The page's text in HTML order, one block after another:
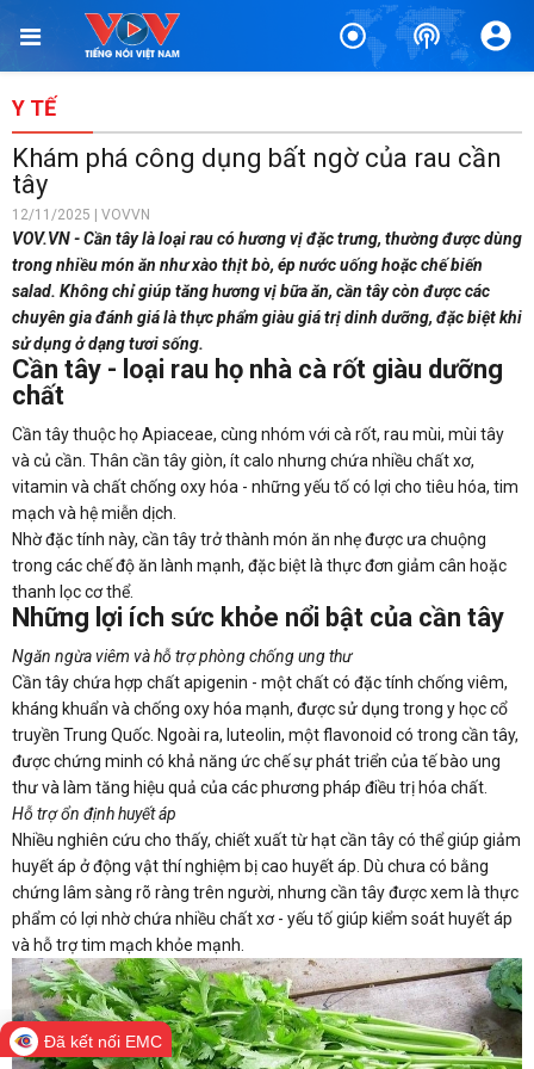
Y TẾ
Khám phá công dụng bất ngờ của rau cần
tây
12/11/2025 | VOVVN
VOV.VN - Cần tây là loại rau có hương vị đặc trưng, thường được dùng
trong nhiều món ăn như xào thịt bò, ép nước uống hoặc chế biến
salad. Không chỉ giúp tăng hương vị bữa ăn, cần tây còn được các
chuyên gia đánh giá là thực phẩm giàu giá trị dinh dưỡng, đặc biệt khi
sử dụng ở dạng tươi sống.
Cần tây - loại rau họ nhà cà rốt giàu dưỡng
chất
Cần tây thuộc họ Apiaceae, cùng nhóm với cà rốt, rau mùi, mùi tây
và củ cần. Thân cần tây giòn, ít calo nhưng chứa nhiều chất xơ,
vitamin và chất chống oxy hóa - những yếu tố có lợi cho tiêu hóa, tim
mạch và hệ miễn dịch.
Nhờ đặc tính này, cần tây trở thành món ăn nhẹ được ưa chuộng
trong các chế độ ăn lành mạnh, đặc biệt là thực đơn giảm cân hoặc
thanh lọc cơ thể.
Những lợi ích sức khỏe nổi bật của cần tây
Ngăn ngừa viêm và hỗ trợ phòng chống ung thư
Cần tây chứa hợp chất apigenin - một chất có đặc tính chống viêm,
kháng khuẩn và chống oxy hóa mạnh, được sử dụng trong y học cổ
truyền Trung Quốc. Ngoài ra, luteolin, một flavonoid có trong cần tây,
được chứng minh có khả năng ức chế sự phát triển của tế bào ung
thư và làm tăng hiệu quả của các phương pháp điều trị hóa chất.
Hỗ trợ ổn định huyết áp
Nhiều nghiên cứu cho thấy, chiết xuất từ hạt cần tây có thể giúp giảm
huyết áp ở động vật thí nghiệm bị cao huyết áp. Dù chưa có bằng
chứng lâm sàng rõ ràng trên người, nhưng cần tây được xem là thực
phẩm có lợi nhờ chứa nhiều chất xơ - yếu tố giúp kiểm soát huyết áp
và hỗ trợ tim mạch khỏe mạnh.
Đã kết nối EMC